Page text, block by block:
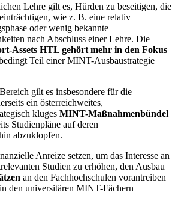
Lehre gilt es, Hürden zu beseitigen, die
wie z. B. eine relativ
oder wenig bekannte
nach Abschluss einer Lehre. Die
Assets HTL gehört mehr in den Fokus
Teil einer MINT-Ausbaustrategie
gilt es insbesondere für die
ein österreichweites,
kluges MINT-Maßnahmenbündel
Studienpläne auf deren
abzuklopfen.
Anreize setzen, um das Interesse an
Studien zu erhöhen, den Ausbau
an den Fachhochschulen vorantreiben
den universitären MINT-Fächern